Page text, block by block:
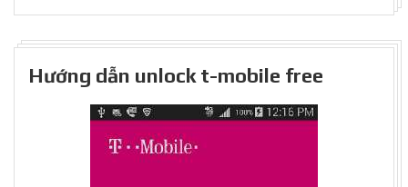
Hướng dẫn unlock t-mobile free